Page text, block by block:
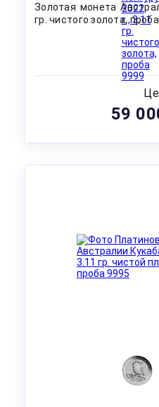
Золотая монета
гр. чистого золота,
59